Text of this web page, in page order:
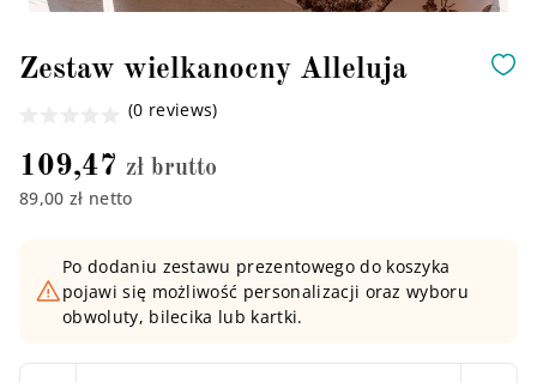
Zestaw wielkanocny Alleluja
(0 reviews)
109,47 zł brutto
89,00 zł netto
Po dodaniu zestawu prezentowego do koszyka
pojawi się możliwość personalizacji oraz wyboru
obwoluty, bilecika lub kartki.
Ilość